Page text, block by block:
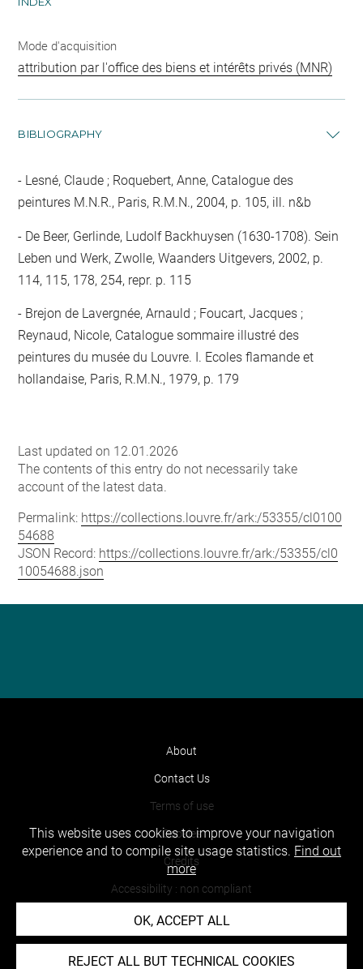
Mode d'acquisition
attribution par l'office des biens et intérêts privés (MNR)
BIBLIOGRAPHY
Lesné, Claude ; Roquebert, Anne, Catalogue des
peintures M.N.R., Paris, R.M.N., 2004, p. 105, ill. n&b
De Beer, Gerlinde, Ludolf Backhuysen (1630-1708). Sein
Leben und Werk, Zwolle, Waanders Uitgevers, 2002, p.
114, 115, 178, 254, repr. p. 115
Brejon de Lavergnée, Arnauld ; Foucart, Jacques ;
Reynaud, Nicole, Catalogue sommaire illustré des
peintures du musée du Louvre. I. Ecoles flamande et
hollandaise, Paris, R.M.N., 1979, p. 179
Last updated on 12.01.2026
The contents of this entry do not necessarily take
account of the latest data.
Permalink: https://collections.louvre.fr/ark:/53355/cl0100
54688
JSON Record: https://collections.louvre.fr/ark:/53355/cl0
10054688.json
About
Contact Us
Terms of use
Cookies
Credits
Accessibility : non compliant
This website uses cookies to improve your navigation
experience and to compile site usage statistics. Find out
more
OK, ACCEPT ALL
REJECT ALL BUT TECHNICAL COOKIES